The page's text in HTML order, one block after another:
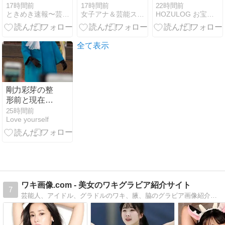
ンTでパイオ
ツ強調ｗｗた
わわな感じが
る・・
17時間前
ときめき速報〜芸能界の裏ネタ、アイドル芸能人画像情報
報告で見せた
美ボディ激変
の最新姿に絶
らない
17時間前
ク”が破壊力抜
群！コスプレ
界の女王が魅
22時間前
剛力彩芽の整
形前と現在を
画像比較！顔
変わったと言
われる理由4
25時間前
Love yourself
全て表示
7
ワキ画像.com - 美女のワキグラビア紹介サイト
芸能人、アイドル、グラドルのワキ、腋、脇のグラビア画像紹介サイト